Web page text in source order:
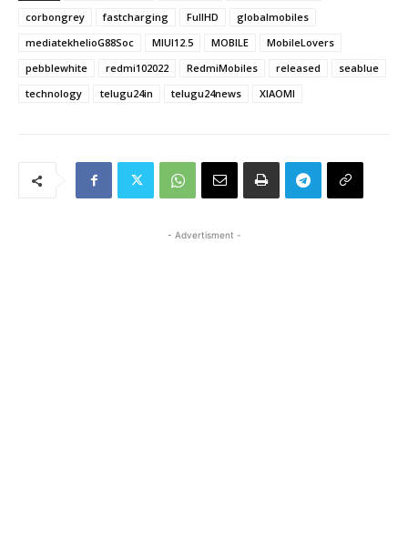
corbongrey
fastcharging FullHD
globalmobiles
mediatekhelioG88Soc
MIUI12.5 MOBILE
MobileLovers
pebblewhite
redmi102022 RedmiMobiles released
seablue
technology
telugu24in telugu24news XIAOMI
- Advertisment -